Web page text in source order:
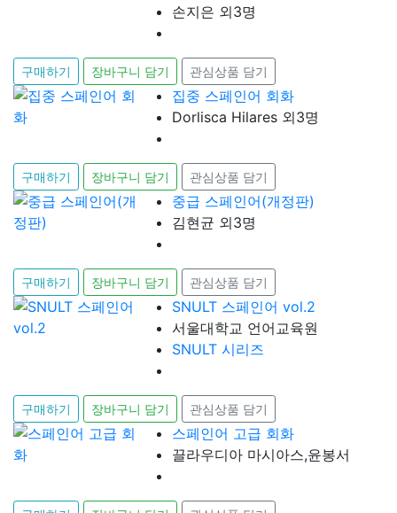
손지은 외3명
구매하기 장바구니 담기 관심상품 담기
집중 스페인어 회화
Dorlisca Hilares 외3명
구매하기 장바구니 담기 관심상품 담기
중급 스페인어(개정판)
김현균 외3명
구매하기 장바구니 담기 관심상품 담기
SNULT 스페인어 vol.2
서울대학교 언어교육원
SNULT 시리즈
구매하기 장바구니 담기 관심상품 담기
스페인어 고급 회화
끌라우디아 마시아스,윤봉서